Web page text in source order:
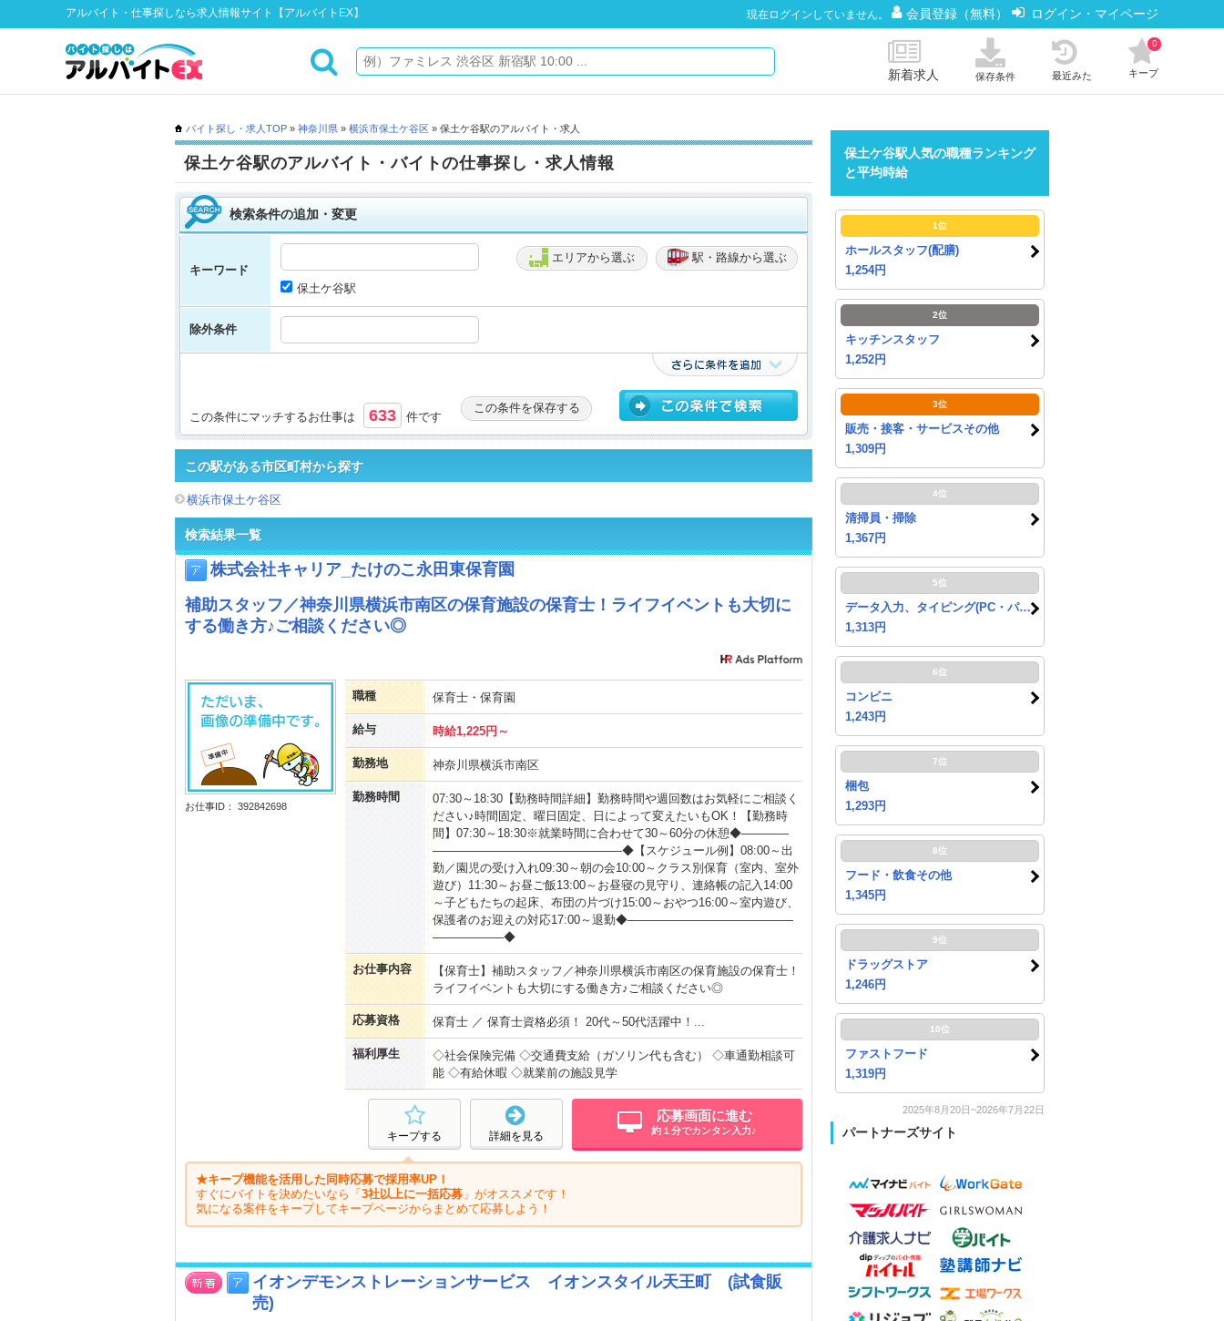
アルバイト・仕事探しなら求人情報サイト【アルバイトEX】 現在ログインしていません。 会員登録（無料） ログイン・マイページ
新着求人 保存条件 最近みた キープ
0
バイト探し・求人TOP » 神奈川県 » 横浜市保土ケ谷区 » 保土ケ谷駅のアルバイト・求人
保土ケ谷駅のアルバイト・バイトの仕事探し・求人情報
検索条件の追加・変更
キーワード
エリアから選ぶ 駅・路線から選ぶ
保土ケ谷駅
除外条件
この条件にマッチするお仕事は 633 件です
この条件を保存する
この駅がある市区町村から探す
横浜市保土ケ谷区
検索結果一覧
株式会社キャリア_たけのこ永田東保育園
補助スタッフ／神奈川県横浜市南区の保育施設の保育士！ライフイベントも大切に
する働き方♪ご相談ください◎
お仕事ID： 392842698
職種 保育士・保育園
給与 時給1,225円～
勤務地 神奈川県横浜市南区
勤務時間
07:30～18:30【勤務時間詳細】勤務時間や週回数はお気軽にご相談く
ださい♪時間固定、曜日固定、日によって変えたいもOK！【勤務時
間】07:30～18:30※就業時間に合わせて30～60分の休憩◆――――
――――――――――――――――◆【スケジュール例】08:00～出
勤／園児の受け入れ09:30～朝の会10:00～クラス別保育（室内、室外
遊び）11:30～お昼ご飯13:00～お昼寝の見守り、連絡帳の記入14:00
～子どもたちの起床、布団の片づけ15:00～おやつ16:00～室内遊び、
保護者のお迎えの対応17:00～退勤◆――――――――――――――
――――――◆
お仕事内容
【保育士】補助スタッフ／神奈川県横浜市南区の保育施設の保育士！
ライフイベントも大切にする働き方♪ご相談ください◎
応募資格 保育士 ／ 保育士資格必須！ 20代～50代活躍中！...
福利厚生
◇社会保険完備 ◇交通費支給（ガソリン代も含む） ◇車通勤相談可
能 ◇有給休暇 ◇就業前の施設見学
応募画面に進む
約１分でカンタン入力♪
詳細を見る
キープする
★キープ機能を活用した同時応募で採用率UP！
すぐにバイトを決めたいなら「 3社以上に一括応募 」がオススメです！
気になる案件をキープしてキープページからまとめて応募しよう！
イオンデモンストレーションサービス イオンスタイル天王町 (試食販
売)
保土ケ谷駅人気の職種ランキング
と平均時給
1位
ホールスタッフ(配膳)
1,254円
2位
キッチンスタッフ
1,252円
3位
販売・接客・サービスその他
1,309円
4位
清掃員・掃除
1,367円
5位
データ入力、タイピング(PC・パソコン・インターネット)
1,313円
6位
コンビニ
1,243円
7位
梱包
1,293円
8位
フード・飲食その他
1,345円
9位
ドラッグストア
1,246円
10位
ファストフード
1,319円
2025年8月20日~2026年7月22日
パートナーズサイト